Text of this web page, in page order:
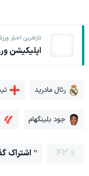
تازه‌ترین اخبار
اپلیکیشن
رئال مادرید
جود بلینگهام
43 اشتراک